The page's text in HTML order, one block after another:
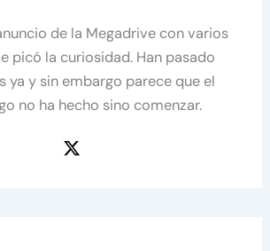
de la Megadrive con varios
picó la curiosidad. Han pasado
ya y sin embargo parece que el
no ha hecho sino comenzar.